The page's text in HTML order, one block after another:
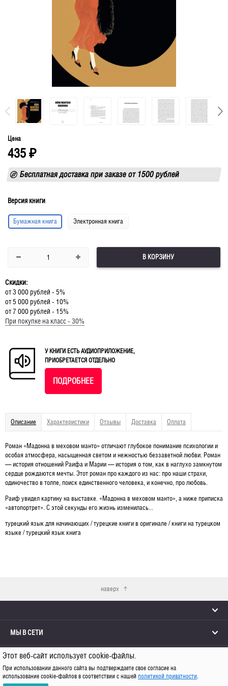
Этот веб-сайт использует cookie-файлы.
При использовании данного сайта вы подтверждаете свое согласие на
использование cookie-файлов в соответствии с нашей политикой приватности.
Цена
435 ₽
Бесплатная доставка при заказе от 1500 рублей
Версия книги
Бумажная книга Электронная книга
В КОРЗИНУ
Скидки:
от 3 000 рублей - 5%
от 5 000 рублей - 10%
от 7 000 рублей - 15%
При покупке на класс - 30%
У КНИГИ ЕСТЬ АУДИОПРИЛОЖЕНИЕ,
ПРИОБРЕТАЕТСЯ ОТДЕЛЬНО
ПОДРОБНЕЕ
Описание Характеристики Отзывы Доставка Оплата
Роман «Мадонна в меховом манто» отличают глубокое понимание психологии и
особая атмосфера, насыщенная светом и нежностью беззаветной любви. Роман
— история отношений Раифа и Марии — история о том, как в наглухо замкнутом
сердце рождаются мечты. Этот роман про каждого из нас: про наши страхи,
одиночество в толпе, поиск единственного человека, и конечно, про любовь.
Раиф увидел картину на выставке. «Мадонна в меховом манто», а ниже приписка
«автопортрет». С этой секунды его жизнь изменилась...
турецкий язык для начинающих / турецкие книги в оригинале / книги на турецком
языке / турецкий язык книга
наверх
МЫ В СЕТИ
КОНТАКТЫ